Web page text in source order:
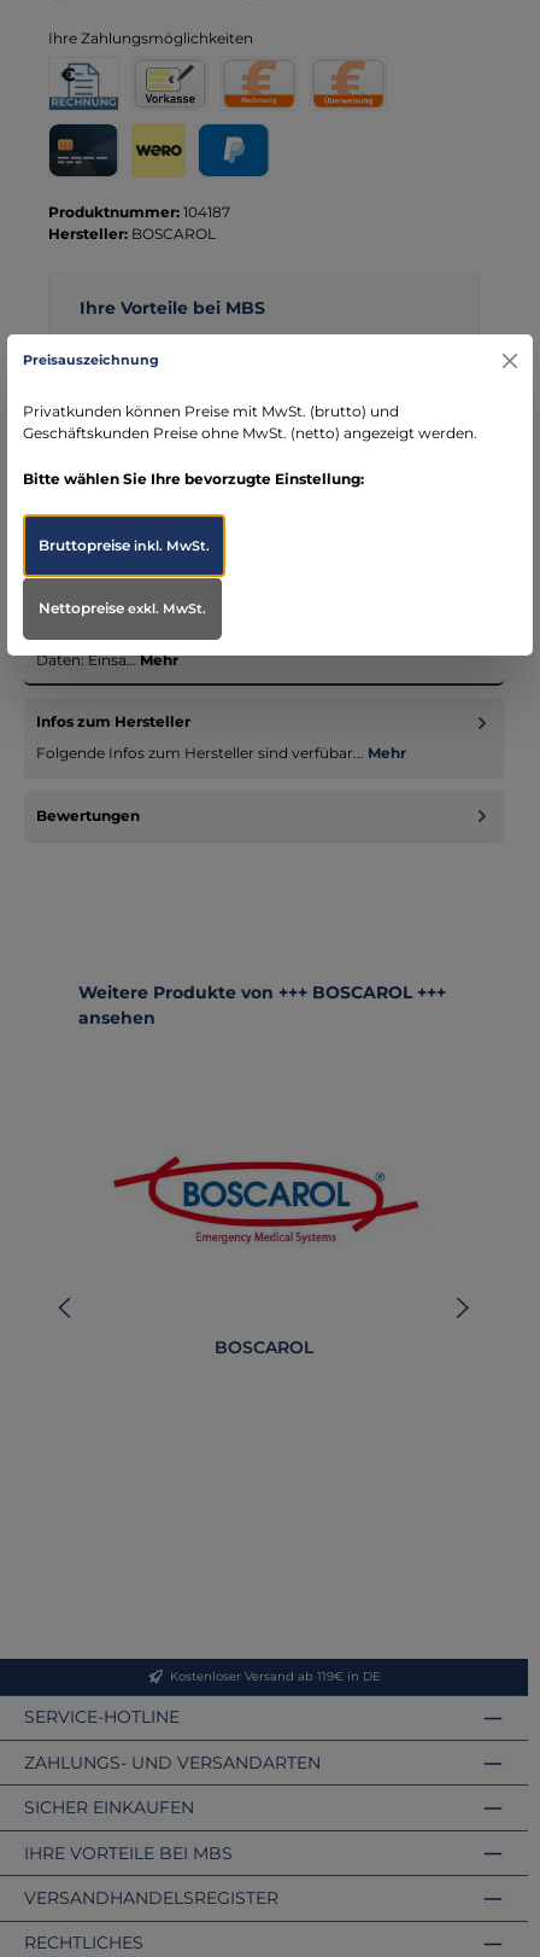
Ihre Zahlungsmöglichkeiten
Rechnung
Rechnung für Behörden
Vorkasse
Produktnummer: 104187
Hersteller: BOSCAROL
Ihre Vorteile bei MBS
DE)
seit über 15 Jahren kompetenter Partner im
Bereich Notfallmedizin
Die neuste und modernste elektrische Absaugpumpe OB3000
aus dem Hause BOSCAROL mit beeindruckenden technischen
Daten: Einsa…Mehr
Infos zum Hersteller
Folgende Infos zum Hersteller sind verfübar... Mehr
Bewertungen
Produktgalerie überspringen
Weitere Produkte von +++ BOSCAROL +++
ansehen
BOSCAROL
Kostenloser Versand ab 119€ in DE
SERVICE-HOTLINE
ZAHLUNGS- UND VERSANDARTEN
VERSANDHANDELSREGISTER
SICHER EINKAUFEN
IHRE VORTEILE BEI MBS
RECHTLICHES
Preisauszeichnung
Privatkunden können Preise mit MwSt. (brutto) und
Geschäftskunden Preise ohne MwSt. (netto) angezeigt werden.
Bitte wählen Sie Ihre bevorzugte Einstellung:
Bruttopreiseinkl. MwSt.
Nettopreiseexkl. MwSt.